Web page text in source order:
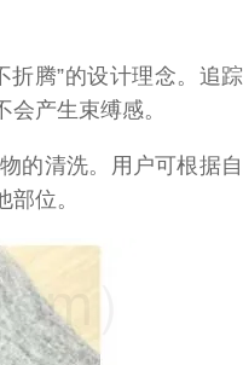
折腾”的设计理念。追踪
产生束缚感。
的清洗。用户可根据自
位。
）